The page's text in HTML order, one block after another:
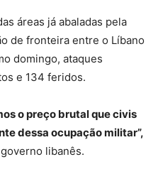
áreas já abaladas pela
de fronteira entre o Líbano
domingo, ataques
e 134 feridos.
o preço brutal que civis
dessa ocupação militar”,
libanês.